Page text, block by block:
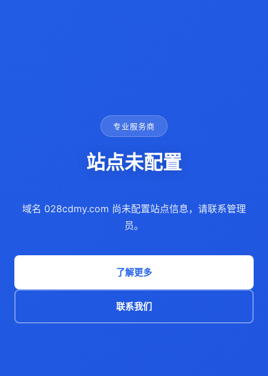
专业服务商
站点未配置
域名 028cdmy.com 尚未配置站点信息，请联系管理
员。
了解更多
联系我们